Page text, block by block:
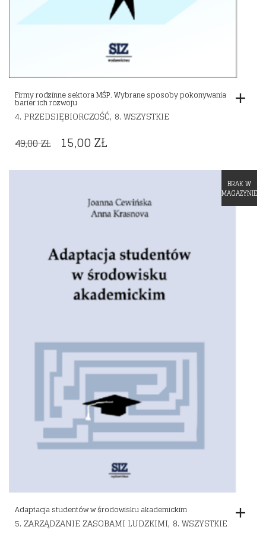
Firmy rodzinne sektora MŚP. Wybrane sposoby pokonywania
barier ich rozwoju
4. PRZEDSIĘBIORCZOŚĆ, 8. WSZYSTKIE
49,00ZŁ ORIGINAL
WAS:
15,00ZŁCURRENT
IS:
BRAK W
MAGAZYNIE
Adaptacja studentów w środowisku akademickim
5. ZARZĄDZANIE ZASOBAMI LUDZKIMI, 8. WSZYSTKIE